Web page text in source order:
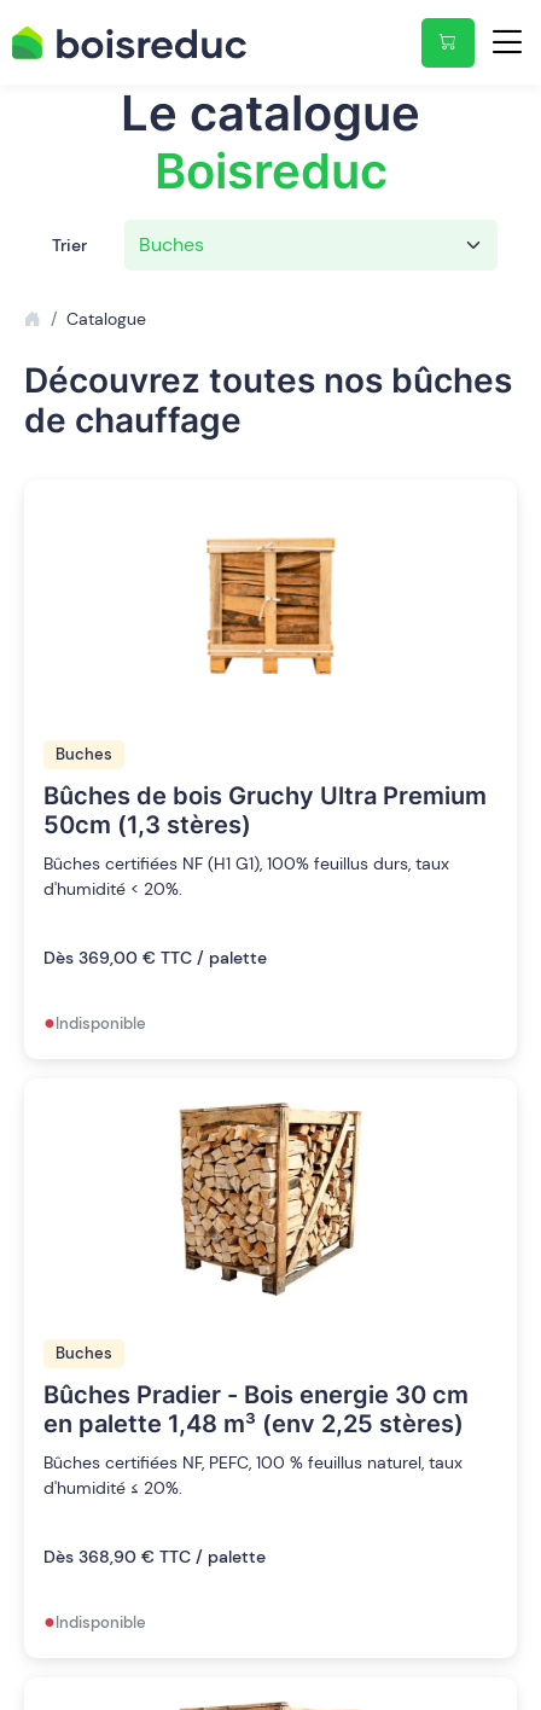
Le catalogue
Boisreduc
Trier
Catalogue
Découvrez toutes nos bûches
de chauffage
Buches
Bûches de bois Gruchy Ultra Premium
50cm (1,3 stères)
Bûches certifiées NF (H1 G1), 100% feuillus durs, taux
d'humidité < 20%.
Dès 369,00 € TTC / palette
•Indisponible
Buches
Bûches Pradier - Bois energie 30 cm
en palette 1,48 m³ (env 2,25 stères)
Bûches certifiées NF, PEFC, 100 % feuillus naturel, taux
d'humidité ≤ 20%.
Dès 368,90 € TTC / palette
•Indisponible